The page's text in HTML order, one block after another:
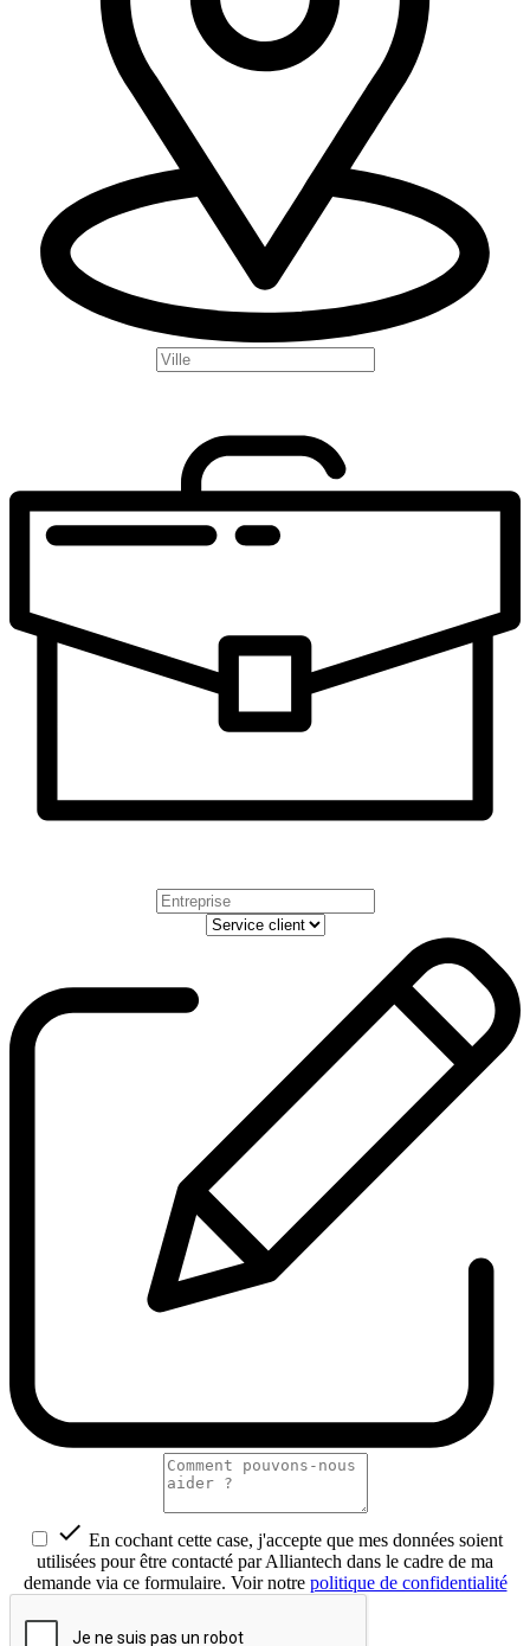
 En cochant cette case, j'accepte que mes données soient
utilisées pour être contacté par Alliantech dans le cadre de ma
demande via ce formulaire. Voir notre politique de confidentialité